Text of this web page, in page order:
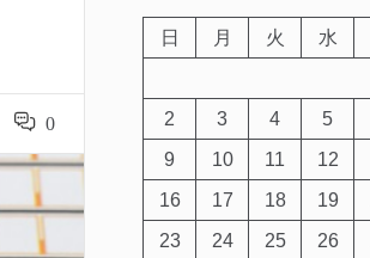
0
日 月 火 水
2
3 4 5
9
10 11 12
16
17 18 19
23
24 25 26